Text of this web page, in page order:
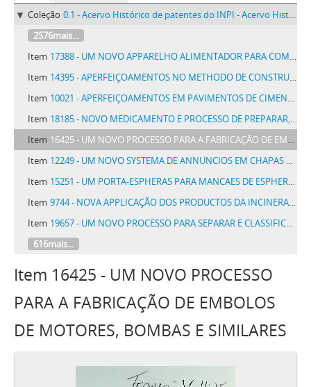
Coleção 0.1 - Acervo Histórico de patentes do INPI - Acervo Histórico de patentes do INPI
2576mais...
Item 17388 - UM NOVO APPARELHO ALIMENTADOR PARA COMBUSTIVEIS LIQUIDOS, COM APPLICAÇÃO ESPECIAL AOS MOTORES DE COMBUSTÃO INTERNA
Item 14395 - APERFEIÇOAMENTOS NO METHODO DE CONSTRUIR EMBARCAÇÕES E LANÇA-LAS A ÁGUA
Item 10021 - APERFEIÇOAMENTOS EM PAVIMENTOS DE CIMENTO ARMADO
Item 18185 - NOVO MEDICAMENTO E PROCESSO DE PREPARAR, MEDICAMENTO CONSTITUIDO PELO OLEO EXTRAIDO DAS SEMENTES DE SOOBORA, SERVINDO PARA TRATAMENTO DOS PARASITAS INTESTINAES
Item 16425 - UM NOVO PROCESSO PARA A FABRICAÇÃO DE EMBOLOS DE MOTORES, BOMBAS E SIMILARES
Item 12249 - UM NOVO SYSTEMA DE ANNUNCIOS EM CHAPAS PARA GRAMMOPHONE ACOMPANHADOS DE MUSICA OU SIMPLESMENTE ANNUNCIO
Item 15251 - UM PORTA-ESPHERAS PARA MANCAES DE ESPHERAS E METHODO PARA FABRICA-LO
Item 9744 - NOVA APPLICAÇÃO DOS PRODUCTOS DA INCINERAÇÃO DO LIXO PARA A FABRICAÇÃO DE PEDRAS ARTIFICIAES, LADRILHOS, TIJOLOS E CONCRETO, DO CALÇAMENTO DAS RUAS E DAS HABITAÇÕES
Item 19657 - UM NOVO PROCESSO PARA SEPARAR E CLASSIFICAR UMA MISTURA DE SUBSTANCIAS DE PESOS ESPECIFICOS DIFFERENTES, E UM APPARELHO PARA ESSE FIM
616mais...
Item 16425 - UM NOVO PROCESSO
PARA A FABRICAÇÃO DE EMBOLOS
DE MOTORES, BOMBAS E SIMILARES